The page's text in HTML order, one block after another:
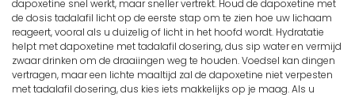
dapoxetine snel werkt, maar sneller vertrekt. Houd de dapoxetine met
de dosis tadalafil licht op de eerste stap om te zien hoe uw lichaam
reageert, vooral als u duizelig of licht in het hoofd wordt. Hydratatie
helpt met dapoxetine met tadalafil dosering, dus sip water en vermijd
zwaar drinken om de draaiingen weg te houden. Voedsel kan dingen
vertragen, maar een lichte maaltijd zal de dapoxetine niet verpesten
met tadalafil dosering, dus kies iets makkelijks op je maag. Als u